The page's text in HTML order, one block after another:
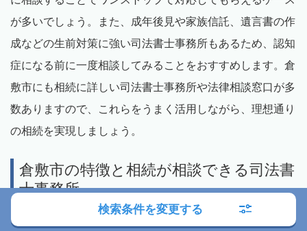
が多いでしょう。また、成年後見や家族信託、遺言書の作
成などの生前対策に強い司法書士事務所もあるため、認知
症になる前に一度相談してみることをおすすめします。倉
敷市にも相続に詳しい司法書士事務所や法律相談窓口が多
数ありますので、これらをうまく活用しながら、理想通り
の相続を実現しましょう。
倉敷市の特徴と相続が相談できる司法書
士事務所
倉敷市は岡山県の南部にある市で、約47.8万人もの人口を
検索条件を変更する